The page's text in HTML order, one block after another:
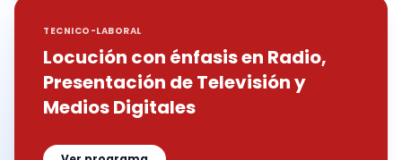
TECNICO-LABORAL
Locución con énfasis en Radio,
Presentación de Televisión y
Medios Digitales